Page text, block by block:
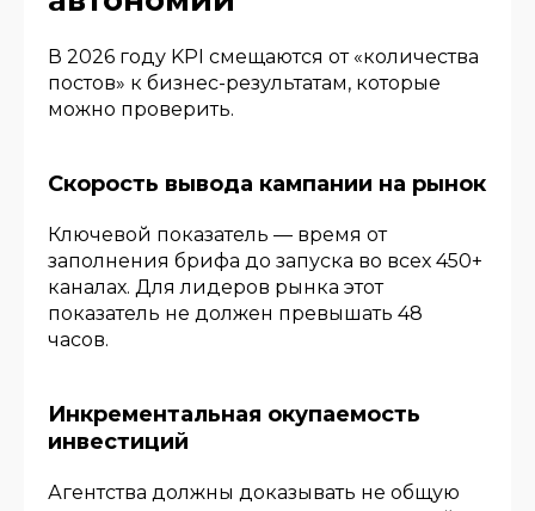
В 2026 году KPI смещаются от «количества
постов» к бизнес-результатам, которые
можно проверить.
Скорость вывода кампании на рынок
Ключевой показатель — время от
заполнения брифа до запуска во всех 450+
каналах. Для лидеров рынка этот
показатель не должен превышать 48
часов.
Инкрементальная окупаемость
инвестиций
Агентства должны доказывать не общую